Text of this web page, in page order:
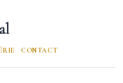
CONTACT